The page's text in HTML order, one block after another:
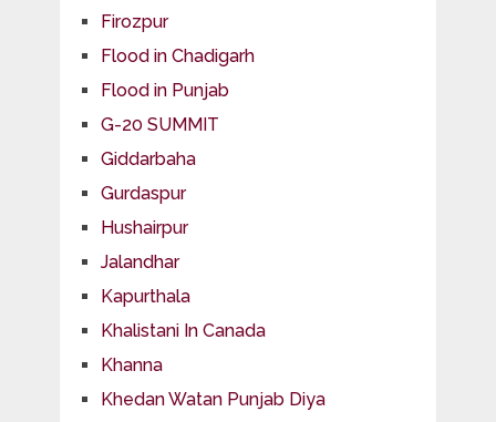
Firozpur
Flood in Chadigarh
Flood in Punjab
G-20 SUMMIT
Giddarbaha
Gurdaspur
Hushairpur
Jalandhar
Kapurthala
Khalistani In Canada
Khanna
Khedan Watan Punjab Diya